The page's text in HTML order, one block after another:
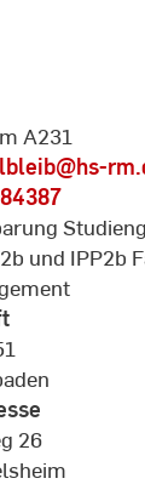
A231
@hs-
und IPP2b
26